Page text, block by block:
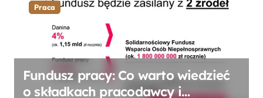
Praca
Fundusz pracy: Co warto wiedzieć
o składkach pracodawcy i